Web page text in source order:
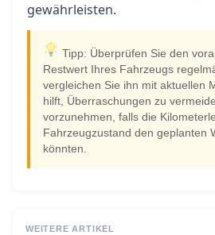
gewährleisten.
Tipp: Überprüfen Sie den
Restwert Ihres Fahrzeugs
vergleichen Sie ihn mit aktuellen
hilft, Überraschungen zu
vorzunehmen, falls die
Fahrzeugzustand den geplanten
könnten.
WEITERE ARTIKEL